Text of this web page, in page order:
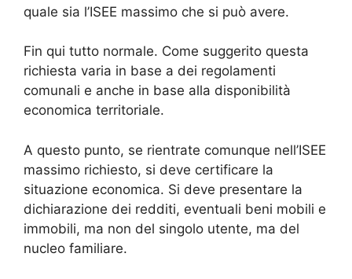
quale sia l’ISEE massimo che si può avere.
Fin qui tutto normale. Come suggerito questa
richiesta varia in base a dei regolamenti
comunali e anche in base alla disponibilità
economica territoriale.
A questo punto, se rientrate comunque nell’ISEE
massimo richiesto, si deve certificare la
situazione economica. Si deve presentare la
dichiarazione dei redditi, eventuali beni mobili e
immobili, ma non del singolo utente, ma del
nucleo familiare.